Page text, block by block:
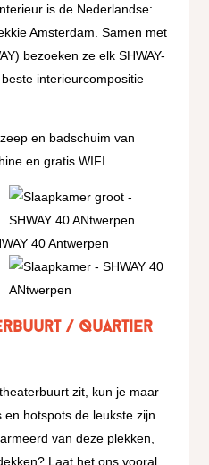
is de Nederlandse:
Amsterdam. Samen met
bezoeken ze elk SHWAY-
interieurcompositie
en badschuim van
en gratis WIFI.
/ Quartier
zit, kun je maar
hotspots de leukste zijn.
van deze plekken,
Laat het ons vooral